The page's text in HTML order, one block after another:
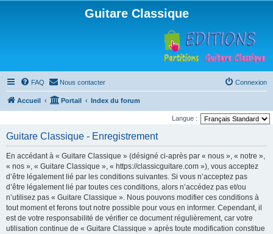
Guitare Classique
FAQ Nous contacter Connexion
Accueil Portail Index du forum
Langue :
Guitare Classique - Enregistrement
En accédant à « Guitare Classique » (désigné ci-après par « nous », « notre »,
« nos », « Guitare Classique », « https://classicguitare.com »), vous acceptez
d’être légalement lié par les conditions suivantes. Si vous n’acceptez pas
d’être légalement lié par toutes ces conditions, alors n’accédez pas et/ou
n’utilisez pas « Guitare Classique ». Nous pouvons modifier ces conditions à
tout moment et ferons tout notre possible pour vous en informer. Cependant, il
est de votre responsabilité de vérifier ce document régulièrement, car votre
utilisation continue de « Guitare Classique » après toute modification constitue